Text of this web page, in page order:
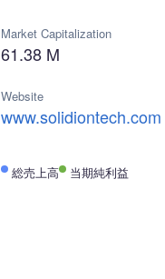
Market Capitalization
61.38 M
Website
www.solidiontech.com
総売上高 当期純利益